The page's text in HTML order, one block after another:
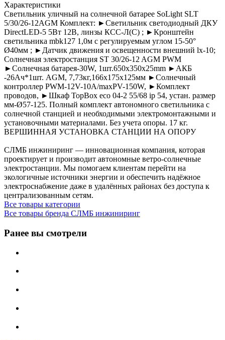
Характеристики
Светильник уличный на солнечной батарее SoLight SLT
5/30/26-12AGM Комплект: ►Светильник светодиодный ДКУ
DirectLED-5 5Вт 12В, линзы КСС-Л(С) ; ►Кронштейн
светильника mbk127 1,0м с регулируемым углом 15-50°
Ø40мм ; ►Датчик движения и освещенности внешний lx-10;
Солнечная электростанция ST 30/26-12 AGM PWM
►Солнечная батарея-30W, 1шт.650х350x25mm ►АКБ
-26Ач*1шт. AGM, 7,73кг,166x175x125мм ►Солнечный
контроллер PWM-12V-10A/maxPV-150W, ►Комплект
проводов, ►Шкаф TopBox eco 04-2 55/68 ip 54, устан. размер
мм-Ø57-125. Полный комплект автономного светильника с
солнечной станцией и необходимыми электромонтажными и
установочными материалами. Без учета опоры. 17 кг.
ВЕРШИННАЯ УСТАНОВКА СТАНЦИИ НА ОПОРУ
СЛМБ инжиниринг — инновационная компания, которая
проектирует и производит автономные ветро‑солнечные
электростанции. Мы помогаем клиентам перейти на
экологичные источники энергии и обеспечить надёжное
электроснабжение даже в удалённых районах без доступа к
централизованным сетям.
Все товары категории
Все товары бренда СЛМБ инжиниринг
Ранее вы смотрели